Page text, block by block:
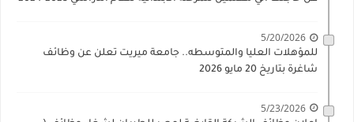
5/20/2026
للمؤهلات العليا والمتوسطه.. جامعة ميريت تعلن عن وظائف
شاغرة بتاريخ 20 مايو 2026
5/23/2026